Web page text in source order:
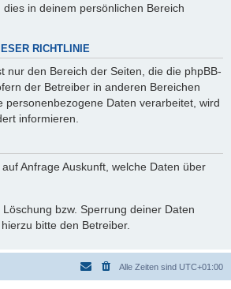
in deinem persönlichen Bereich
RICHTLINIE
nur den Bereich der Seiten, die die phpBB-
der Betreiber in anderen Bereichen
personenbezogene Daten verarbeitet, wird
informieren.
Anfrage Auskunft, welche Daten über
bzw. Sperrung deiner Daten
bitte den Betreiber.
Alle Zeiten sind UTC+01:00